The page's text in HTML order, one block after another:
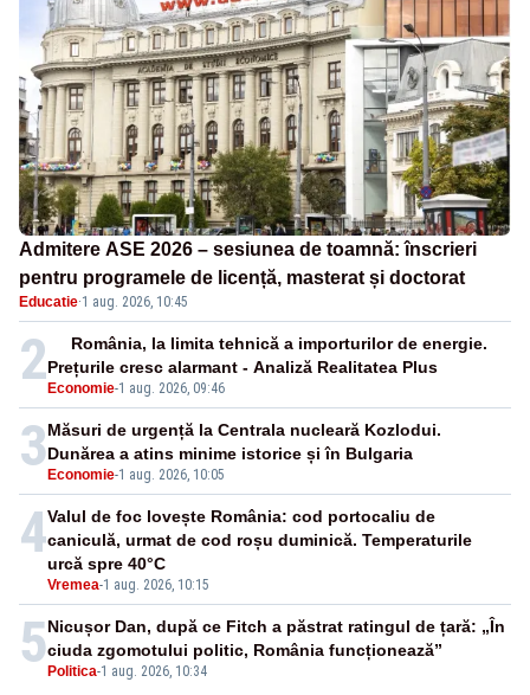
Admitere ASE 2026 – sesiunea de toamnă: înscrieri
pentru programele de licență, masterat și doctorat
Educatie·1 aug. 2026, 10:45
2 Economie-1 aug. 2026, 09:46
România, la limita tehnică a importurilor de energie.
Prețurile cresc alarmant - Analiză Realitatea Plus
3 Economie-1 aug. 2026, 10:05
Măsuri de urgență la Centrala nucleară Kozlodui.
Dunărea a atins minime istorice și în Bulgaria
4
Vremea-1 aug. 2026, 10:15
Valul de foc lovește România: cod portocaliu de
caniculă, urmat de cod roșu duminică. Temperaturile
urcă spre 40°C
5 Politica-1 aug. 2026, 10:34
Nicușor Dan, după ce Fitch a păstrat ratingul de țară: „În
ciuda zgomotului politic, România funcționează”